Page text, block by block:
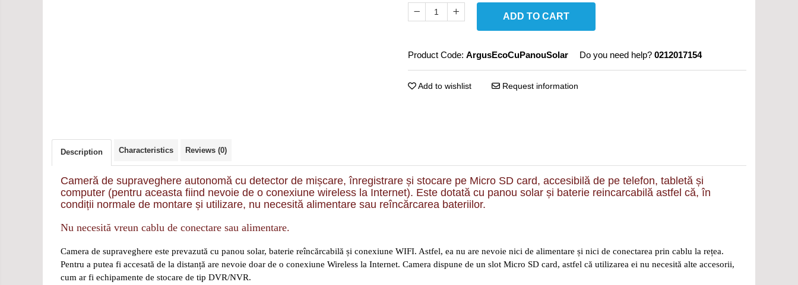
ADD TO CART
Product Code: ArgusEcoCuPanouSolar Do you need help? 0212017154
Add to wishlist Request information
Description Characteristics Reviews (0)
Cameră de supraveghere autonomă cu detector de mișcare, înregistrare și stocare pe Micro SD card, accesibilă de pe telefon, tabletă și
computer (pentru aceasta fiind nevoie de o conexiune wireless la Internet). Este dotată cu panou solar și baterie reincarcabilă astfel că, în
condiții normale de montare și utilizare, nu necesită alimentare sau reîncărcarea bateriilor.
Nu necesită vreun cablu de conectare sau alimentare.
Camera de supraveghere este prevazută cu panou solar, baterie reîncărcabilă și conexiune WIFI. Astfel, ea nu are nevoie nici de alimentare și nici de conectarea prin cablu la rețea.
Pentru a putea fi accesată de la distanță are nevoie doar de o conexiune Wireless la Internet. Camera dispune de un slot Micro SD card, astfel că utilizarea ei nu necesită alte accesorii,
cum ar fi echipamente de stocare de tip DVR/NVR.